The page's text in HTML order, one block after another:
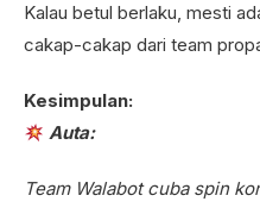
Kalau betul berlaku, mesti
cakap-cakap dari team
Kesimpulan:
Auta:
Team Walabot cuba spin